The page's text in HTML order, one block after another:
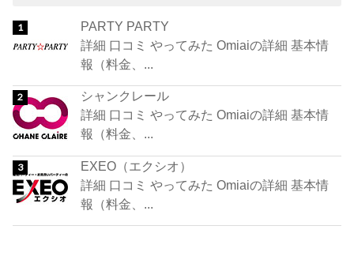
PARTY PARTY
詳細 口コミ やってみた Omiaiの詳細 基本情
報（料金、...
シャンクレール
詳細 口コミ やってみた Omiaiの詳細 基本情
報（料金、...
EXEO（エクシオ）
詳細 口コミ やってみた Omiaiの詳細 基本情
報（料金、...